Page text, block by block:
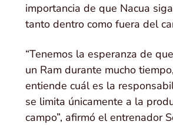
importancia de que Nacua
tanto dentro como fuera del
“Tenemos la esperanza de
un Ram durante mucho
entiende cuál es la
se limita únicamente a la
campo”, afirmó el entrenador